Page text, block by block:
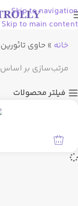
Skip to navigation
Skip to main content
خانه » حاوی تائورین
مرتب‌سازی بر اساس
فیلتر محصولات